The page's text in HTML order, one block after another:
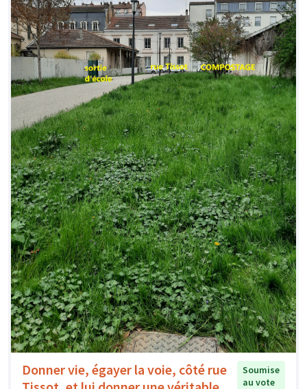
Donner vie, égayer la voie, côté rue
Soumise
au vote